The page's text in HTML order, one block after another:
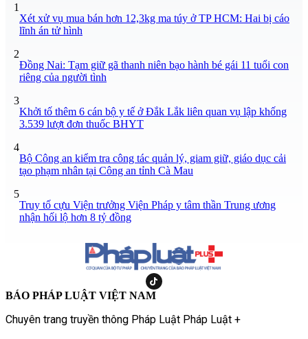
1
Xét xử vụ mua bán hơn 12,3kg ma túy ở TP HCM: Hai bị cáo
lĩnh án tử hình
2
Đồng Nai: Tạm giữ gã thanh niên bạo hành bé gái 11 tuổi con
riêng của người tình
3
Khởi tố thêm 6 cán bộ y tế ở Đắk Lắk liên quan vụ lập khống
3.539 lượt đơn thuốc BHYT
4
Bộ Công an kiểm tra công tác quản lý, giam giữ, giáo dục cải
tạo phạm nhân tại Công an tỉnh Cà Mau
5
Truy tố cựu Viện trưởng Viện Pháp y tâm thần Trung ương
nhận hối lộ hơn 8 tỷ đồng
BÁO PHÁP LUẬT VIỆT NAM
Chuyên trang truyền thông Pháp Luật Pháp Luật +